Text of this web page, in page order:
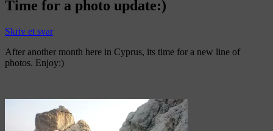
Time for a photo update:)
Skriv et svar
After another month here in Cyprus, its time for a new line of
photos. Enjoy:)